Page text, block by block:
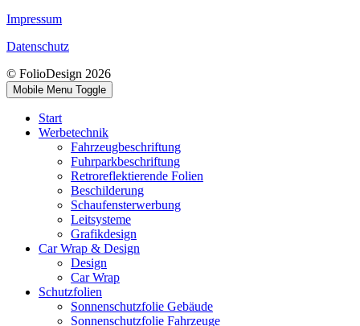
Impressum
Datenschutz
© FolioDesign 2026
Mobile Menu Toggle
Start
Werbetechnik
Fahrzeugbeschriftung
Fuhrparkbeschriftung
Retroreflektierende Folien
Beschilderung
Schaufensterwerbung
Leitsysteme
Grafikdesign
Car Wrap & Design
Design
Car Wrap
Schutzfolien
Sonnenschutzfolie Gebäude
Sonnenschutzfolie Fahrzeuge